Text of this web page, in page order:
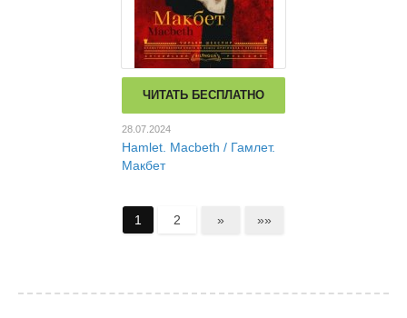
ЧИТАТЬ БЕСПЛАТНО
28.07.2024
Hamlet. Macbeth / Гамлет.
Макбет
1 2 » »»